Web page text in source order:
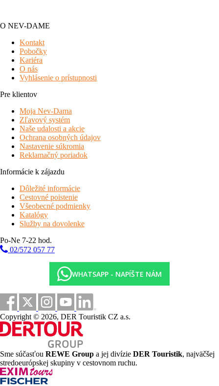
O NEV-DAME
Kontakt
Pobočky
Kariéra
O nás
Vyhlásenie o prístupnosti
Pre klientov
Moja Nev-Dama
Zľavový systém
Naše udalosti a akcie
Ochrana osobných údajov
Nastavenie súkromia
Reklamačný poriadok
Informácie k zájazdu
Dôležité informácie
Cestovné poistenie
Všeobecné podmienky
Katalógy
Služby na dovolenke
Po-Ne 7-22 hod.
02/572 057 77
WHATSAPP - NAPÍŠTE NÁM
Copyright © 2026, DER Touristik CZ a.s.
Sme súčasťou REWE Group a jej divízie DER Touristik, najväčšej
stredoeurópskej skupiny v cestovnom ruchu.